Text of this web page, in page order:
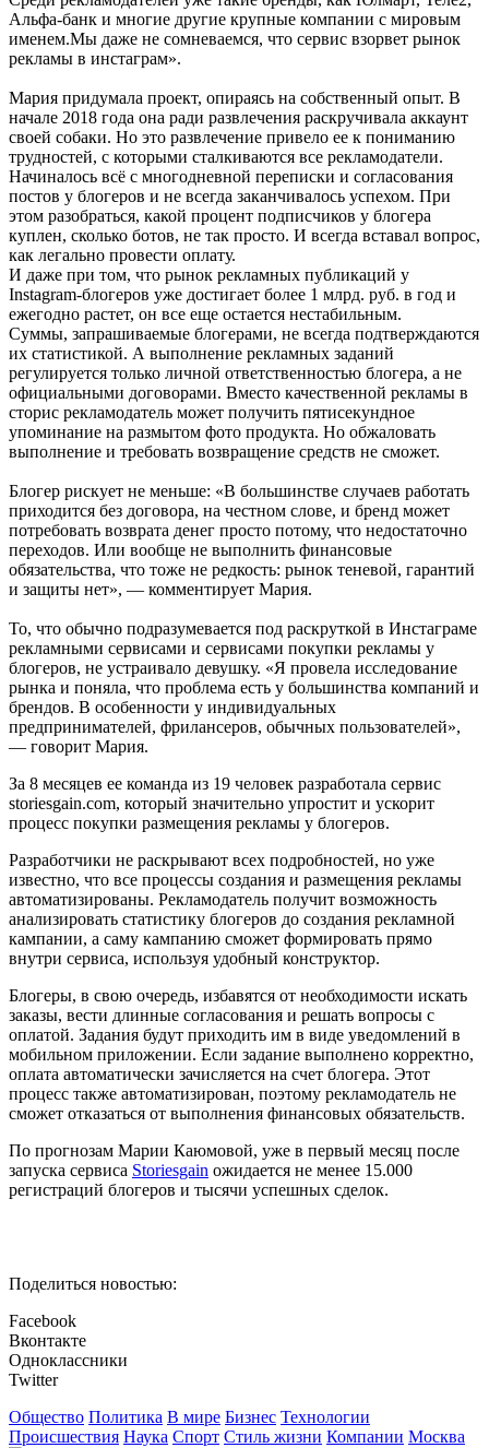
Альфа-банк и многие другие крупные компании с мировым
именем.Мы даже не сомневаемся, что сервис взорвет рынок
рекламы в инстаграм».
Мария придумала проект, опираясь на собственный опыт. В
начале 2018 года она ради развлечения раскручивала аккаунт
своей собаки. Но это развлечение привело ее к пониманию
трудностей, с которыми сталкиваются все рекламодатели.
Начиналось всё с многодневной переписки и согласования
постов у блогеров и не всегда заканчивалось успехом. При
этом разобраться, какой процент подписчиков у блогера
куплен, сколько ботов, не так просто. И всегда вставал вопрос,
как легально провести оплату.
И даже при том, что рынок рекламных публикаций у
Instagram-блогеров уже достигает более 1 млрд. руб. в год и
ежегодно растет, он все еще остается нестабильным.
Суммы, запрашиваемые блогерами, не всегда подтверждаются
их статистикой. А выполнение рекламных заданий
регулируется только личной ответственностью блогера, а не
официальными договорами. Вместо качественной рекламы в
сторис рекламодатель может получить пятисекундное
упоминание на размытом фото продукта. Но обжаловать
выполнение и требовать возвращение средств не сможет.
Блогер рискует не меньше: «В большинстве случаев работать
приходится без договора, на честном слове, и бренд может
потребовать возврата денег просто потому, что недостаточно
переходов. Или вообще не выполнить финансовые
обязательства, что тоже не редкость: рынок теневой, гарантий
и защиты нет», — комментирует Мария.
То, что обычно подразумевается под раскруткой в Инстаграме
рекламными сервисами и сервисами покупки рекламы у
блогеров, не устраивало девушку. «Я провела исследование
рынка и поняла, что проблема есть у большинства компаний и
брендов. В особенности у индивидуальных
предпринимателей, фрилансеров, обычных пользователей»,
— говорит Мария.
За 8 месяцев ее команда из 19 человек разработала сервис
storiesgain.com, который значительно упростит и ускорит
процесс покупки размещения рекламы у блогеров.
Разработчики не раскрывают всех подробностей, но уже
известно, что все процессы создания и размещения рекламы
автоматизированы. Рекламодатель получит возможность
анализировать статистику блогеров до создания рекламной
кампании, а саму кампанию сможет формировать прямо
внутри сервиса, используя удобный конструктор.
Блогеры, в свою очередь, избавятся от необходимости искать
заказы, вести длинные согласования и решать вопросы с
оплатой. Задания будут приходить им в виде уведомлений в
мобильном приложении. Если задание выполнено корректно,
оплата автоматически зачисляется на счет блогера. Этот
процесс также автоматизирован, поэтому рекламодатель не
сможет отказаться от выполнения финансовых обязательств.
По прогнозам Марии Каюмовой, уже в первый месяц после
запуска сервиса Storiesgain ожидается не менее 15.000
регистраций блогеров и тысячи успешных сделок.
Поделиться новостью:
Facebook
Вконтакте
Одноклассники
Twitter
Общество Политика В мире Бизнес Технологии
Происшествия Наука Спорт Стиль жизни Компании Москва